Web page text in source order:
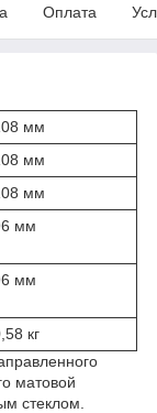
Оплата
мм
мм
мм
мм
мм
кг
матовой
стеклом.